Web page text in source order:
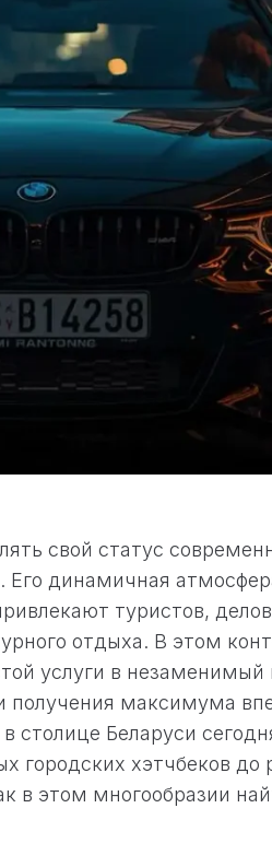
свой статус
Его динамичная
туристов,
отдыха. В этом
услуги в
получения максимума
столице Беларуси
городских хэтчбеков до
в этом многообразии